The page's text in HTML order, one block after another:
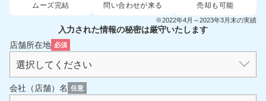
ムーズ完結
問い合わせが来る
売却も可能
※2022年4月～2023年3月末の実績
入力された情報の秘密は厳守いたします
店舗所在地 必須
会社（店舗）名 任意